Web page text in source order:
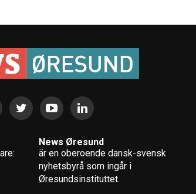
News Øresund
är en oberoende dansk-svensk
nyhets­byrå som ingår i
Øresundsinstituttet.